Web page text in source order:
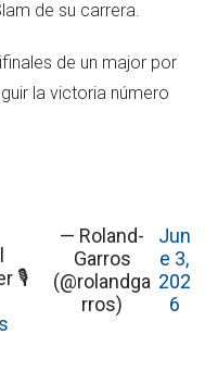
de su carrera.
de un major por
la victoria número
🎙️
— Roland-
Garros
(@rolandga
rros)
Jun
e 3,
202
6